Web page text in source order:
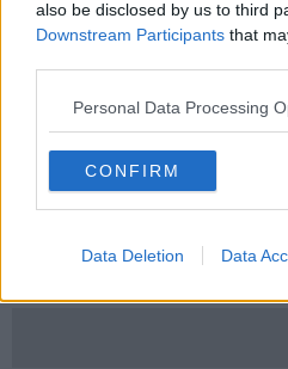
also be disclosed by us to third
Downstream Participants that
Personal Data Processing
CONFIRM
Data Deletion Data